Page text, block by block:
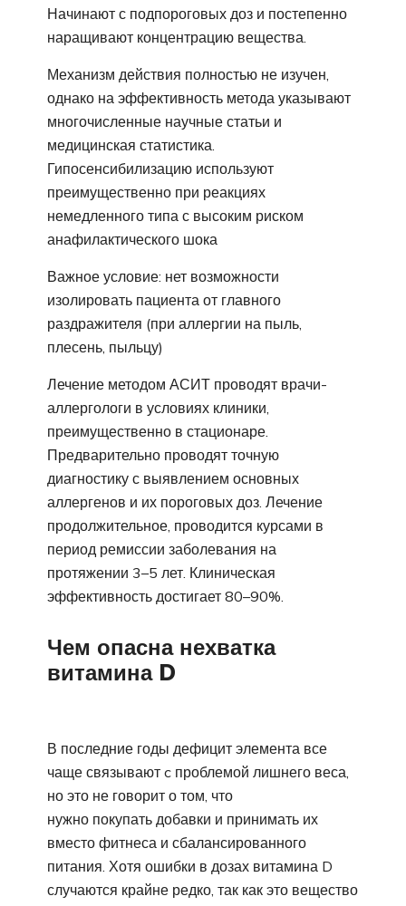
Начинают с подпороговых доз и постепенно
наращивают концентрацию вещества.
Механизм действия полностью не изучен,
однако на эффективность метода указывают
многочисленные научные статьи и
медицинская статистика.
Гипосенсибилизацию используют
преимущественно при реакциях
немедленного типа с высоким риском
анафилактического шока
Важное условие: нет возможности
изолировать пациента от главного
раздражителя (при аллергии на пыль,
плесень, пыльцу)
Лечение методом АСИТ проводят врачи-
аллергологи в условиях клиники,
преимущественно в стационаре.
Предварительно проводят точную
диагностику с выявлением основных
аллергенов и их пороговых доз. Лечение
продолжительное, проводится курсами в
период ремиссии заболевания на
протяжении 3–5 лет. Клиническая
эффективность достигает 80–90%.
Чем опасна нехватка
витамина D
В последние годы дефицит элемента все
чаще связывают c проблемой лишнего веса,
но это не говорит о том, что
нужно покупать добавки и принимать их
вместо фитнеса и сбалансированного
питания. Хотя ошибки в дозах витамина D
случаются крайне редко, так как это вещество